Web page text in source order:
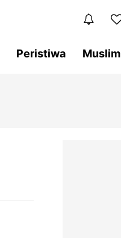
Peristiwa Muslim